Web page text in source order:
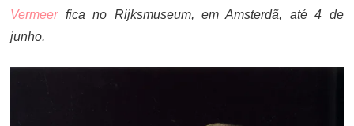
Vermeerfica no Rijksmuseum, em Amsterdã, até 4 de
junho.